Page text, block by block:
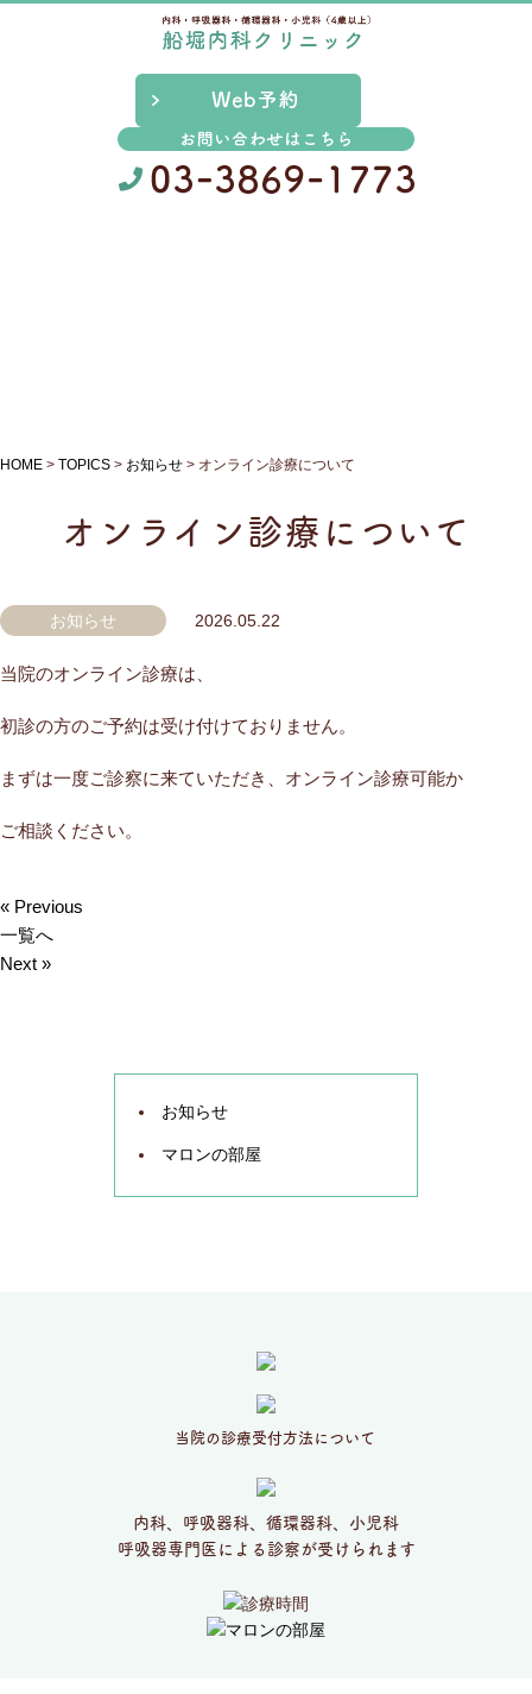
HOME > TOPICS > お知らせ > オンライン診療について
オンライン診療について
お知らせ 2026.05.22
当院のオンライン診療は、
初診の方のご予約は受け付けておりません。
まずは一度ご診察に来ていただき、オンライン診療可能か
ご相談ください。
« Previous
一覧へ
Next »
お知らせ
マロンの部屋
当院の診療受付方法について
内科、呼吸器科、循環器科、小児科
呼吸器専門医による診察が受けられます